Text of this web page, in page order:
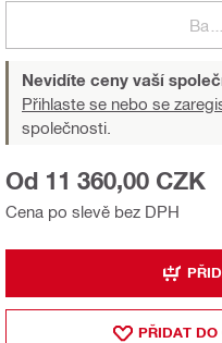
Nevidíte ceny vaší
Přihlaste se nebo se
společnosti.
Cena po slevě bez DPH
Od 11 360,00 CZK
PŘIDAT DO